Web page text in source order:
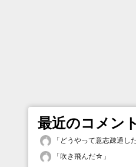
最近のコメント
「 どうやって意志疎通し
「吹き飛んだ☆ 」